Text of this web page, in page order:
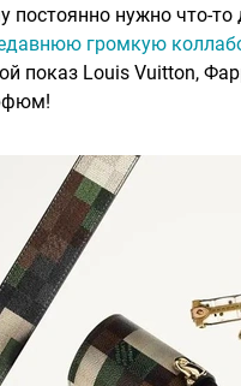
постоянно нужно что-
громкую
показ Louis Vuitton,